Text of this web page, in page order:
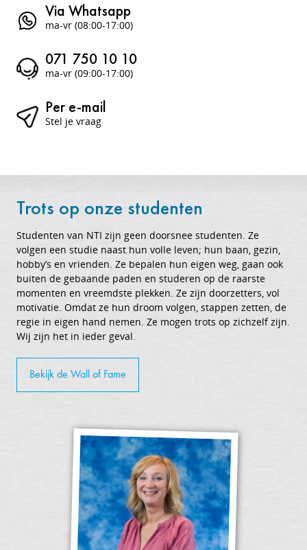
Via Whatsapp
ma-vr (08:00-17:00)
071 750 10 10
ma-vr (09:00-17:00)
Per e-mail
Stel je vraag
Trots op onze studenten
Studenten van NTI zijn geen doorsnee studenten. Ze
volgen een studie naast hun volle leven; hun baan, gezin,
hobby’s en vrienden. Ze bepalen hun eigen weg, gaan ook
buiten de gebaande paden en studeren op de raarste
momenten en vreemdste plekken. Ze zijn doorzetters, vol
motivatie. Omdat ze hun droom volgen, stappen zetten, de
regie in eigen hand nemen. Ze mogen trots op zichzelf zijn.
Wij zijn het in ieder geval.
Bekijk de Wall of Fame